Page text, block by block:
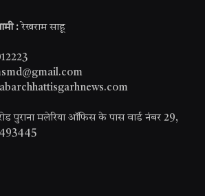
: रेखराम साहू
पुराना मलेरिया ऑफिस के पास वार्ड नंबर 29,
493445